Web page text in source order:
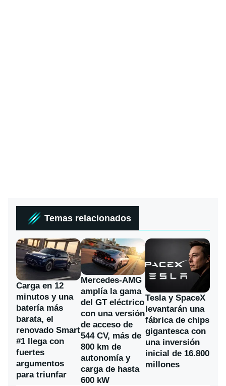
Temas relacionados
Carga en 12
minutos y una
batería más
barata, el
renovado Smart
#1 llega con
fuertes
argumentos
para triunfar
Mercedes-AMG
amplía la gama
del GT eléctrico
con una versión
de acceso de
544 CV, más de
800 km de
autonomía y
carga de hasta
600 kW
Tesla y SpaceX
levantarán una
fábrica de chips
gigantesca con
una inversión
inicial de 16.800
millones